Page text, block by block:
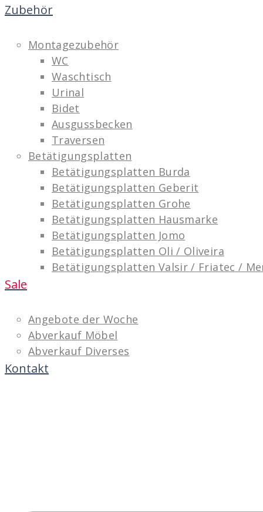
Zubehör
Montagezubehör
WC
Waschtisch
Urinal
Bidet
Ausgussbecken
Traversen
Betätigungsplatten
Betätigungsplatten Burda
Betätigungsplatten Geberit
Betätigungsplatten Grohe
Betätigungsplatten Hausmarke
Betätigungsplatten Jomo
Betätigungsplatten Oli / Oliveira
Betätigungsplatten Valsir / Friatec /
Sale
Angebote der Woche
Abverkauf Möbel
Abverkauf Diverses
Kontakt